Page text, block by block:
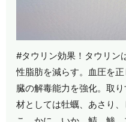
#タウリン効果！タウリン
性脂肪を減らす。血圧を
臓の解毒能力を強化。取
材としては牡蠣、あさり